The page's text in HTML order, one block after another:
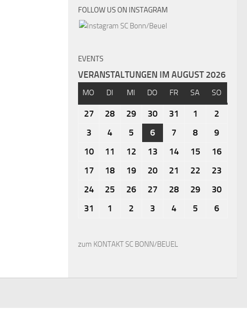
FOLLOW US ON INSTAGRAM
EVENTS
VERANSTALTUNGEN IM AUGUST 2026
MO DI MI DO FR SA SO
27 28 29 30 31 1
2
3
4 5 6 7 8
9
10
11 12 13 14 15
16
17
18 19 20 21 22
23
24
25 26 27 28 29
30
31
1 2 3 4 5 6
zum KONTAKT SC BONN/BEUEL